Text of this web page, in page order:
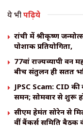
ये भीपढ़िये
रांची में श्रीकृष्ण
पोशाक प्रतियोगिता,
77वां राज्यव्यापी वन
बीच संतुलन ही सतत
JPSC Scam: CID की
समन; सोमवार से शुरू
सीएम हेमंत सोरेन से
वीं बैंकर्स समिति बैठक